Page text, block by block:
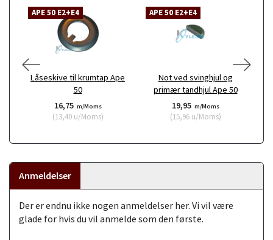
APE 50 E2+E4
Låseskive til krumtap Ape
50
16,75 m/Moms
(13,40u/Moms)
APE 50 E2+E4
Not ved svinghjul og
primær tandhjul Ape 50
19,95 m/Moms
(15,96u/Moms)
Anmeldelser
Der er endnu ikke nogen anmeldelser her. Vi vil være
glade for hvis du vil anmelde som den første.